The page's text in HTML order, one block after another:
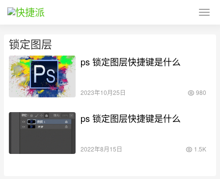
锁定图层
ps 锁定图层快捷键是什么
2023年10月25日 980
ps 锁定图层快捷键是什么
2022年8月15日 1.5K